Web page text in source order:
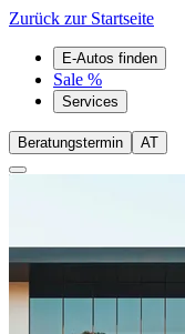
Zurück zur Startseite
E-Autos finden
Sale %
Services
Beratungstermin AT